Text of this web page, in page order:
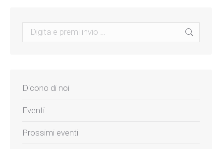
Search:
Dicono di noi
Eventi
Prossimi eventi